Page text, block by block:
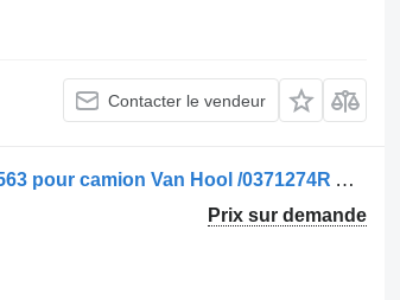
Contacter le vendeur
Robinet de frein à main Supapă frână de mână 1935563 pour camion Van Hool /0371274R AB9617230017
Prix sur demande